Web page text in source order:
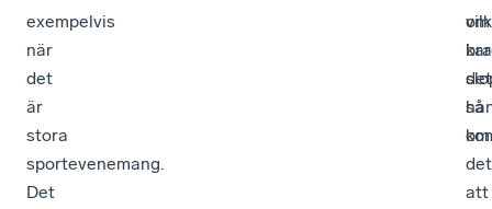
exempelvis
när
det
är
stora
sportevenemang.
Det
det
om.
om
så
det
att